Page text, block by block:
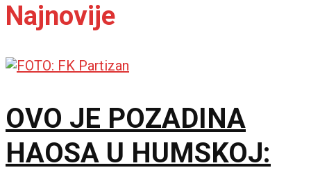
Najnovije
OVO JE POZADINA
HAOSA U HUMSKOJ: